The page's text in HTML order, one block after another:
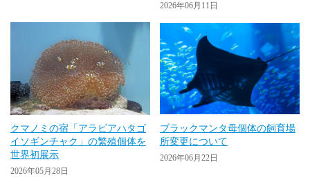
2026年06月11日
クマノミの宿「アラビアハタゴ
イソギンチャク」の繁殖個体を
世界初展示
2026年05月28日
ブラックマンタ母個体の飼育場
所変更について
2026年06月22日